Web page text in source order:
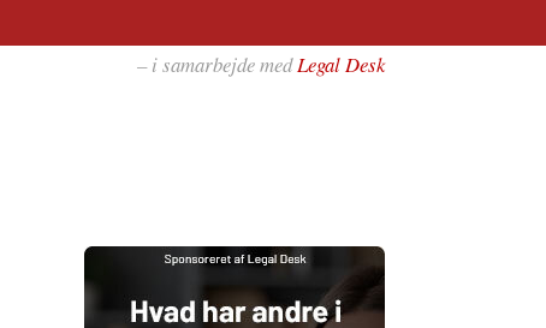
– i samarbejde medLegal Desk